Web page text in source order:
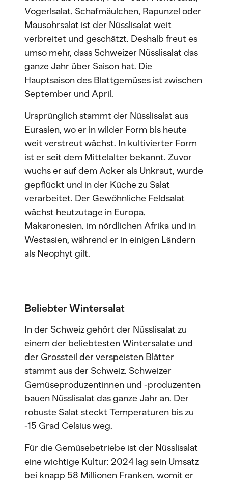
Vogerlsalat, Schafmäulchen, Rapunzel oder
Mausohrsalat ist der Nüsslisalat weit
verbreitet und geschätzt. Deshalb freut es
umso mehr, dass Schweizer Nüsslisalat das
ganze Jahr über Saison hat. Die
Hauptsaison des Blattgemüses ist zwischen
September und April.
Ursprünglich stammt der Nüsslisalat aus
Eurasien, wo er in wilder Form bis heute
weit verstreut wächst. In kultivierter Form
ist er seit dem Mittelalter bekannt. Zuvor
wuchs er auf dem Acker als Unkraut, wurde
gepflückt und in der Küche zu Salat
verarbeitet. Der Gewöhnliche Feldsalat
wächst heutzutage in Europa,
Makaronesien, im nördlichen Afrika und in
Westasien, während er in einigen Ländern
als Neophyt gilt.
Beliebter Wintersalat
In der Schweiz gehört der Nüsslisalat zu
einem der beliebtesten Wintersalate und
der Grossteil der verspeisten Blätter
stammt aus der Schweiz. Schweizer
Gemüseproduzentinnen und -produzenten
bauen Nüsslisalat das ganze Jahr an. Der
robuste Salat steckt Temperaturen bis zu
-15 Grad Celsius weg.
Für die Gemüsebetriebe ist der Nüsslisalat
eine wichtige Kultur: 2024 lag sein Umsatz
bei knapp 58 Millionen Franken, womit er